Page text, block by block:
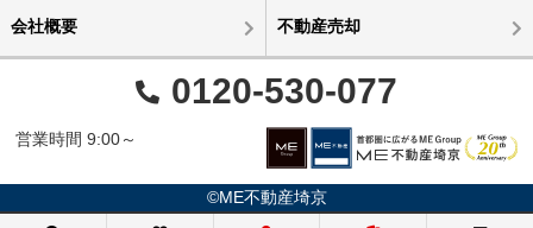
会社概要 不動産売却
0120-530-077
営業時間 9:00～
©ME不動産埼京